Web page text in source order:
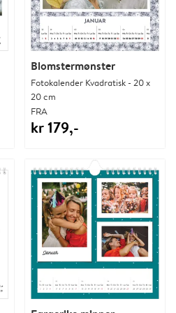
Blomstermønster
Fotokalender Kvadratisk - 20 x
20 cm
FRA
kr 179,-